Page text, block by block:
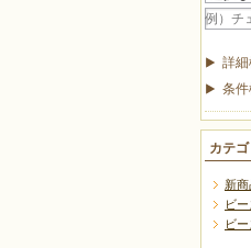
詳細
条件
カテ
新商
ビ
ビ